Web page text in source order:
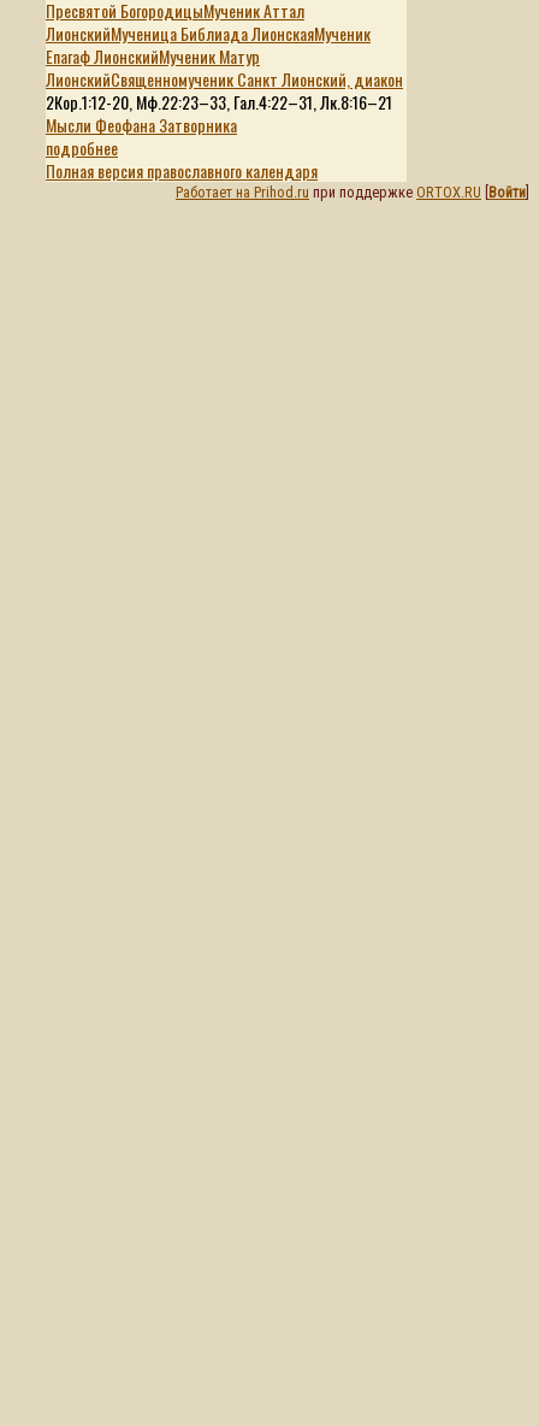
Пресвятой БогородицыМученик Аттал
ЛионскийМученица Библиада ЛионскаяМученик
Епагаф ЛионскийМученик Матур
ЛионскийСвященномученик Санкт Лионский, диакон
2Кор.1:12-20, Мф.22:23–33, Гал.4:22–31, Лк.8:16–21
Мысли Феофана Затворника
подробнее
Полная версия православного календаря
Работает на Prihod.ru при поддержке ORTOX.RU Войти